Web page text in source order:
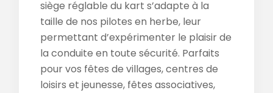
siège réglable du kart s’adapte à la
taille de nos pilotes en herbe, leur
permettant d’expérimenter le plaisir de
la conduite en toute sécurité. Parfaits
pour vos fêtes de villages, centres de
loisirs et jeunesse, fêtes associatives,